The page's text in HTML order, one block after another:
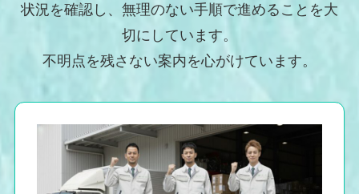
状況を確認し、無理のない手順で進めることを大
切にしています。
不明点を残さない案内を心がけています。